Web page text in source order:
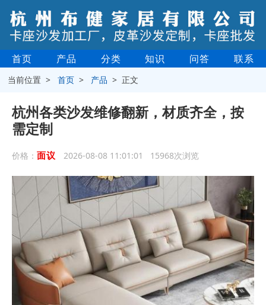
首页 产品 分类 知识 问答 联系
当前位置 >首页 > 产品 > 正文
杭州各类沙发维修翻新，材质齐全，按
需定制
价格： 面议 2026-08-08 11:01:01 15968次浏览